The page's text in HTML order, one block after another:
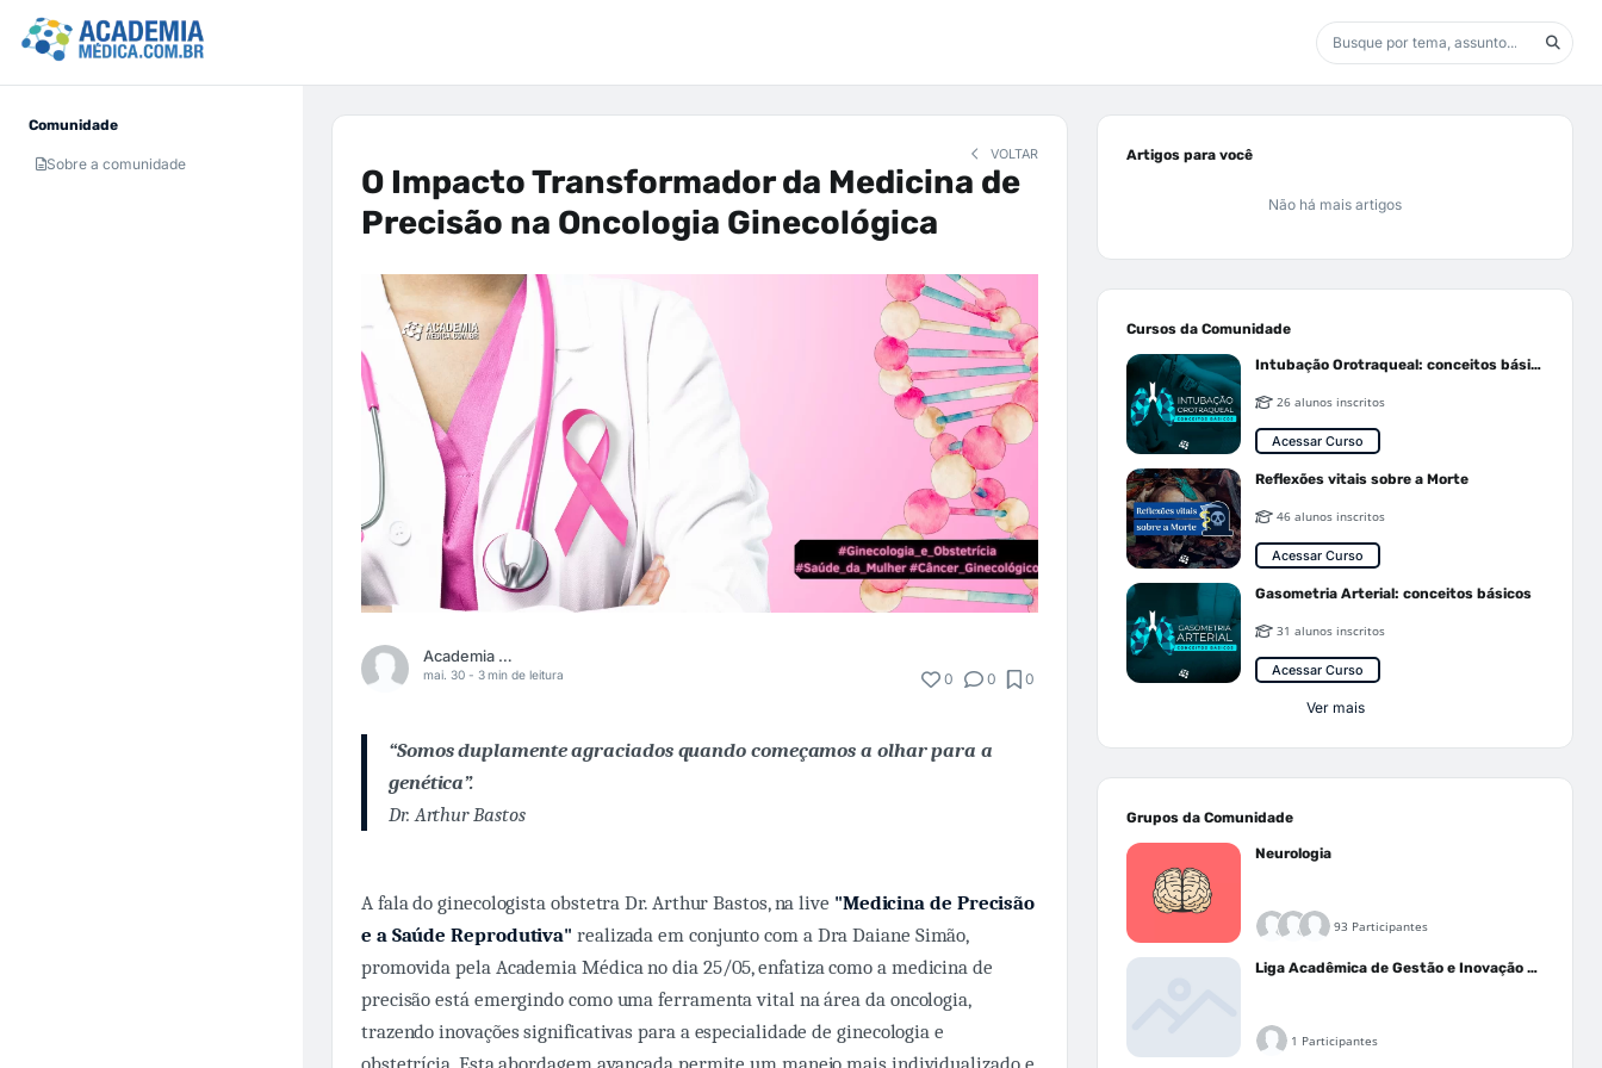
Comunidade
Sobre a comunidade
VOLTAR
O Impacto Transformador da Medicina de
Precisão na Oncologia Ginecológica
Academia Médica
mai. 30 - 3 min de leitura 0 0 0
“Somos duplamente agraciados quando começamos a olhar para a
genética”.
Dr. Arthur Bastos
A fala do ginecologista obstetra Dr. Arthur Bastos, na live "Medicina de Precisão
e a Saúde Reprodutiva" realizada em conjunto com a Dra Daiane Simão,
promovida pela Academia Médica no dia 25/05, enfatiza como a medicina de
precisão está emergindo como uma ferramenta vital na área da oncologia,
trazendo inovações significativas para a especialidade de ginecologia e
obstetrícia. Esta abordagem avançada permite um manejo mais individualizado e
Artigos para você
Não há mais artigos
Cursos da Comunidade
Intubação Orotraqueal: conceitos básicos
26 alunos inscritos
Acessar Curso
Reflexões vitais sobre a Morte
46 alunos inscritos
Acessar Curso
Gasometria Arterial: conceitos básicos
31 alunos inscritos
Acessar Curso
Ver mais
Grupos da Comunidade
Neurologia
93 Participantes
Liga Acadêmica de Gestão e Inovação Médica - LAGIM
1 Participantes